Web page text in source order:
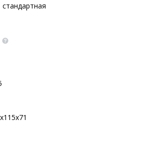
стандартная